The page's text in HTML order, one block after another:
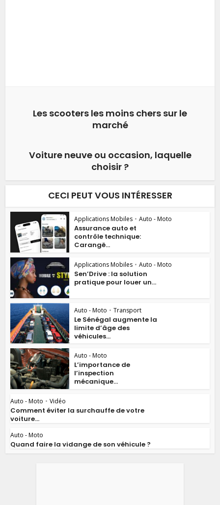
Les scooters les moins chers sur le
marché
Voiture neuve ou occasion, laquelle
choisir ?
CECI PEUT VOUS INTÉRESSER
Applications Mobiles • Auto - Moto
Assurance auto et
contrôle technique:
Carangë...
Applications Mobiles • Auto - Moto
Sen’Drive : la solution
pratique pour louer un...
Auto - Moto • Transport
Le Sénégal augmente la
limite d’âge des
véhicules...
Auto - Moto
L’importance de
l’inspection
mécanique...
Auto - Moto • Vidéo
Comment éviter la surchauffe de votre
voiture...
Auto - Moto
Quand faire la vidange de son véhicule ?